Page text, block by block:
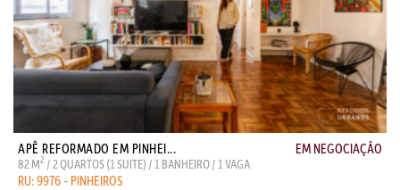
APÊ REFORMADO EM PINHEI... EM NEGOCIAÇÃO
82 M2 / 2 QUARTOS (1 SUITE) / 1 BANHEIRO / 1 VAGA
RU: 9976 - PINHEIROS